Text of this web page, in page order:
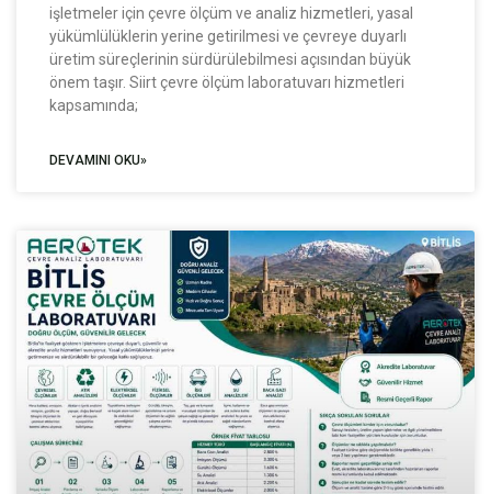
işletmeler için çevre ölçüm ve analiz hizmetleri, yasal
yükümlülüklerin yerine getirilmesi ve çevreye duyarlı
üretim süreçlerinin sürdürülebilmesi açısından büyük
önem taşır. Siirt çevre ölçüm laboratuvarı hizmetleri
kapsamında;
DEVAMINI OKU»